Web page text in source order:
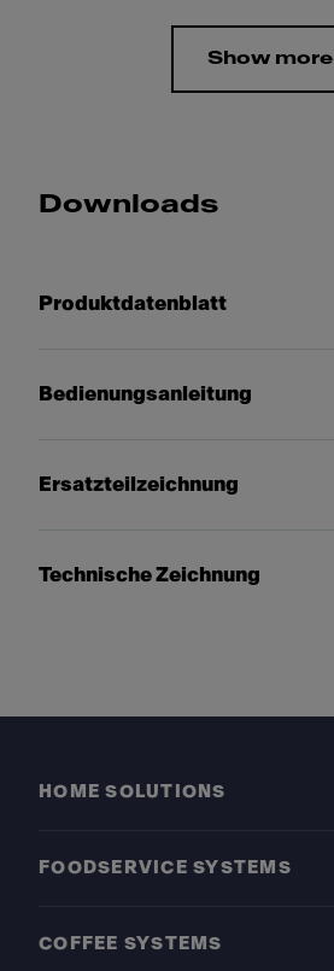
Show more
Downloads
Produktdatenblatt
Bedienungsanleitung
Ersatzteilzeichnung
Technische Zeichnung
HOME SOLUTIONS
FOODSERVICE SYSTEMS
COFFEE SYSTEMS